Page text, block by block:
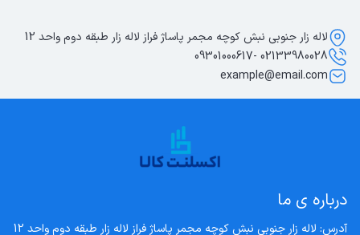
درباره ی ما
آدرس: لاله زار جنوبی نبش کوچه مجمر پاساژ فراز لاله زار طبقه دوم واحد 12
لاله زار جنوبی نبش کوچه مجمر پاساژ فراز لاله زار طبقه دوم واحد 12
02133980028 -09301000617
example@email.com